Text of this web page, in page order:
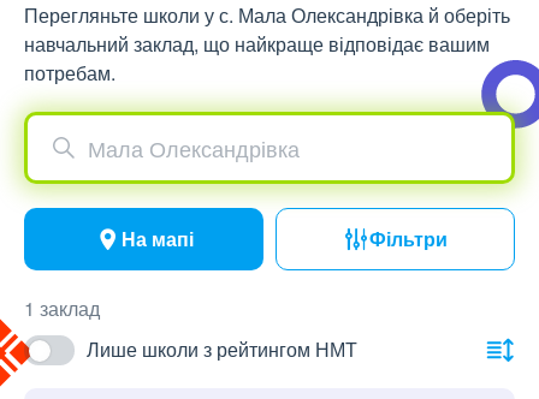
Перегляньте школи у с. Мала Олександрівка й оберіть
навчальний заклад, що найкраще відповідає вашим
потребам.
Мала Олександрівка
На мапі Фільтри
1 заклад
Лише школи з рейтингом НМТ